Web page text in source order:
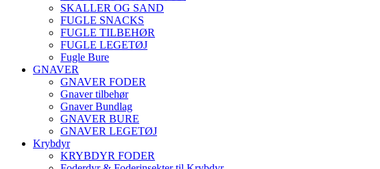
SKALLER OG SAND
FUGLE SNACKS
FUGLE TILBEHØR
FUGLE LEGETØJ
Fugle Bure
GNAVER
GNAVER FODER
Gnaver tilbehør
Gnaver Bundlag
GNAVER BURE
GNAVER LEGETØJ
Krybdyr
KRYBDYR FODER